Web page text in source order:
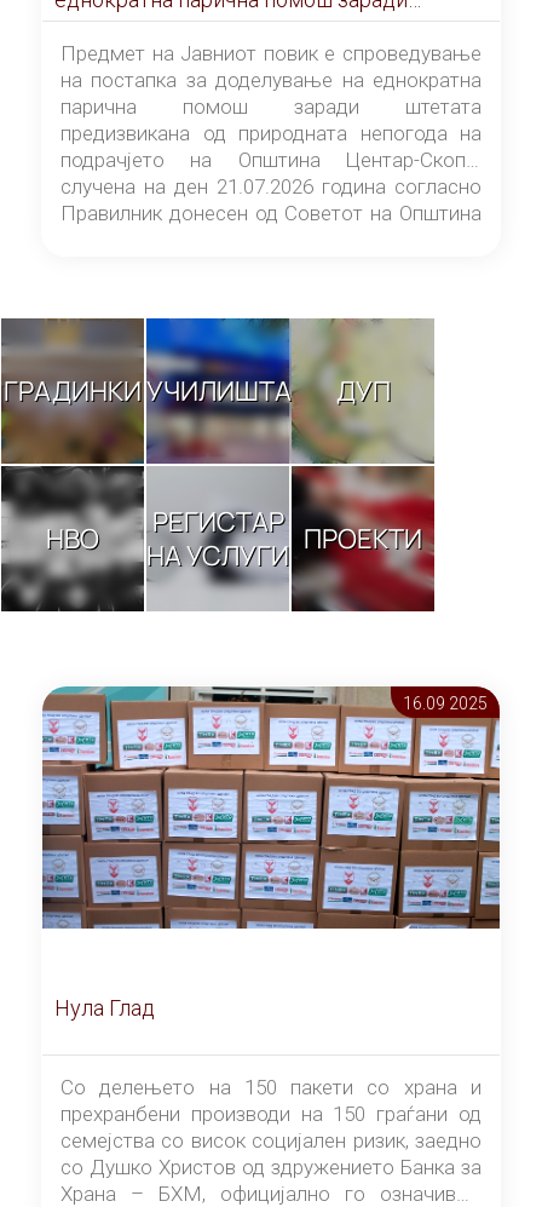
штетата предизвикана од природната
непогода на подрачјето на Општина
Центар-Скопје случена на ден 21.07.2026
година
Предмет на Јавниот повик е спроведување
на постапка за доделување на еднократна
парична помош заради штетата
предизвикана од природната непогода на
подрачјето на Општина Центар-Скопје
случена на ден 21.07.2026 година согласно
Правилник донесен од Советот на Општина
ГРАДИНКИУЧИЛИШТА ДУП
НВО
РЕГИСТАР
НА УСЛУГИ ПРОЕКТИ
16.09 2025
Нула Глад
Со делењето на 150 пакети со храна и
прехранбени производи на 150 граѓани од
семејства со висок социјален ризик, заедно
со Душко Христов од здружението Банка за
Храна – БХМ, официјално го означивме